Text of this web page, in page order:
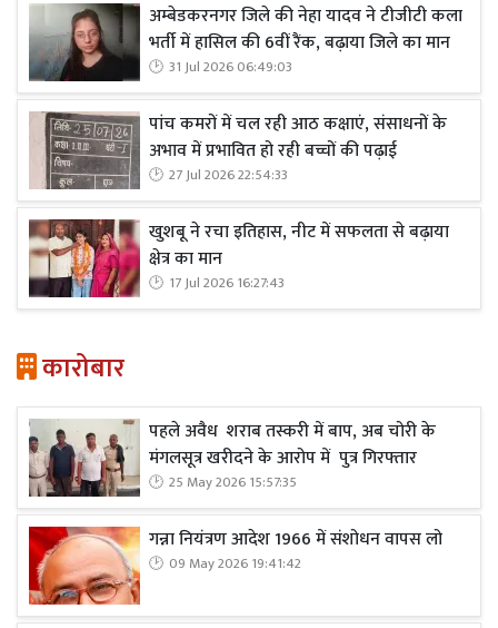
अम्बेडकरनगर जिले की नेहा यादव ने टीजीटी कला
भर्ती में हासिल की 6वीं रैंक, बढ़ाया जिले का मान
31 Jul 2026 06:49:03
पांच कमरों में चल रही आठ कक्षाएं, संसाधनों के
अभाव में प्रभावित हो रही बच्चों की पढ़ाई
27 Jul 2026 22:54:33
खुशबू ने रचा इतिहास, नीट में सफलता से बढ़ाया
क्षेत्र का मान
17 Jul 2026 16:27:43
कारोबार
पहले अवैध शराब तस्करी में बाप, अब चोरी के
मंगलसूत्र खरीदने के आरोप में पुत्र गिरफ्तार
25 May 2026 15:57:35
गन्ना नियंत्रण आदेश 1966 में संशोधन वापस लो
09 May 2026 19:41:42